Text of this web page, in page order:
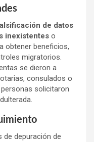
de datos
inexistentes o
obtener beneficios,
migratorios.
se dieron a
consulados o
solicitaron
de depuración de